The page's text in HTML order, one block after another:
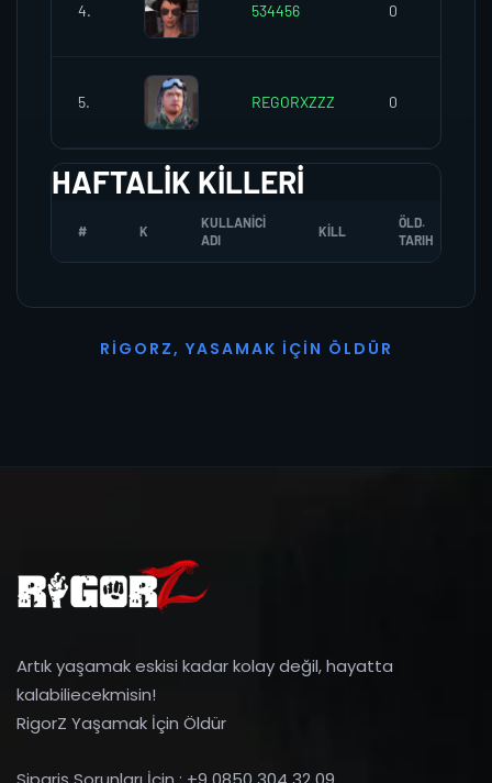
4. 534456 0
5. REGORXZZZ 0
HAFTALIK KILLERI
# K
KULLANICI
ADI
KILL
ÖLD.
TARIH
R I G O R Z, YASAMAK İ ÇI N Ö L D Ü R
Artık yaşamak eskisi kadar kolay değil, hayatta
kalabiliecekmisin!
RigorZ Yaşamak İçin Öldür